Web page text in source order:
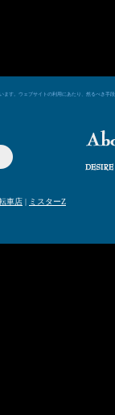
す。ウェブサイトの利用にあたり、然るべき
車店 | ミスターZ